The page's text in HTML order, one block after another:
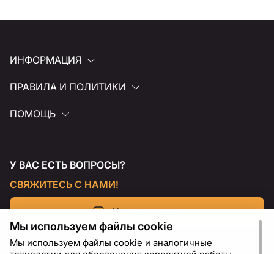
ИНФОРМАЦИЯ
ПРАВИЛА И ПОЛИТИКИ
ПОМОЩЬ
У ВАС ЕСТЬ ВОПРОСЫ?
СВЯЖИТЕСЬ С НАМИ!
Напишите нам
Мы используем файлы cookie
Мы используем файлы cookie и аналогичные